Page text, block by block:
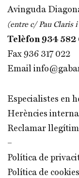
Avinguda
(entre c/ Pau Claris
Telèfon 934 582
Fax 936 317 022
Email
Especialistes en
Herències
Reclamar
–
Política de
Política de cookies